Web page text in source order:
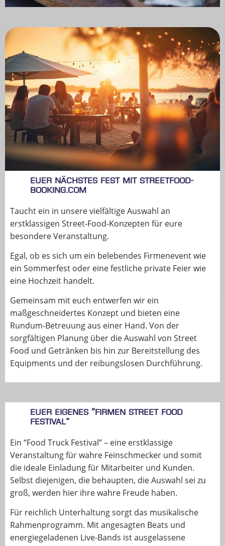
Euer nächstes Fest mit StreetFood-
Booking.com
Taucht ein in unsere vielfältige Auswahl an
erstklassigen Street-Food-Konzepten für eure
besondere Veranstaltung.
Egal, ob es sich um ein belebendes Firmenevent wie
ein Sommerfest oder eine festliche private Feier wie
eine Hochzeit handelt.
Gemeinsam mit euch entwerfen wir ein
maßgeschneidertes Konzept und bieten eine
Rundum-Betreuung aus einer Hand. Von der
sorgfältigen Planung über die Auswahl von Street
Food und Getränken bis hin zur Bereitstellung des
Equipments und der reibungslosen Durchführung.
Euer eigenes “Firmen Street Food
Festival”
Ein “Food Truck Festival” – eine erstklassige
Veranstaltung für wahre Feinschmecker und somit
die ideale Einladung für Mitarbeiter und Kunden.
Selbst diejenigen, die behaupten, die Auswahl sei zu
groß, werden hier ihre wahre Freude haben.
Für reichlich Unterhaltung sorgt das musikalische
Rahmenprogramm. Mit angesagten Beats und
energiegeladenen Live-Bands ist ausgelassene